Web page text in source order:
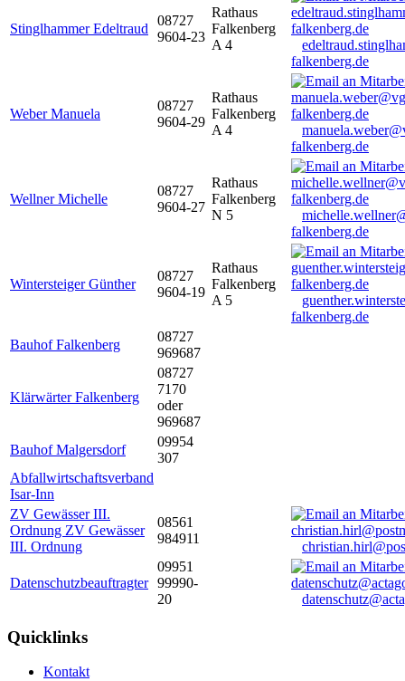
Stinglhammer Edeltraud
08727
9604-23
Rathaus
Falkenberg
A 4
falkenberg.de
Weber Manuela
08727
9604-29
Rathaus
Falkenberg
A 4
falkenberg.de
Wellner Michelle
08727
9604-27
Rathaus
Falkenberg
N 5
falkenberg.de
Wintersteiger Günther
08727
9604-19
Rathaus
Falkenberg
A 5
falkenberg.de
Bauhof Falkenberg
08727
969687
Klärwärter Falkenberg
08727
7170
oder
969687
Bauhof Malgersdorf
09954
307
Abfallwirtschaftsverband
Isar-Inn
ZV Gewässer III.
Ordnung ZV Gewässer
III. Ordnung
08561
984911
Datenschutzbeauftragter
09951
99990-
20
Quicklinks
Kontakt